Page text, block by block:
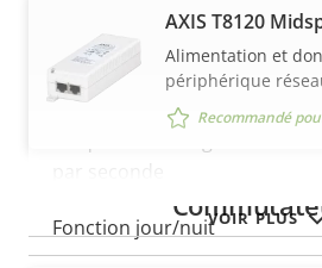
Description
propriété
Valeur de
la
propriété
Résolution vidéo max.
Fonction jour/nuitVOIR PLUS
AXIS T8120
Alimentation et
périphérique
Recommandé